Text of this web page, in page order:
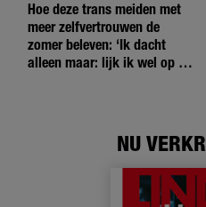
Hoe deze trans meiden met
meer zelfvertrouwen de
zomer beleven: ‘Ik dacht
alleen maar: lijk ik wel op de
NU